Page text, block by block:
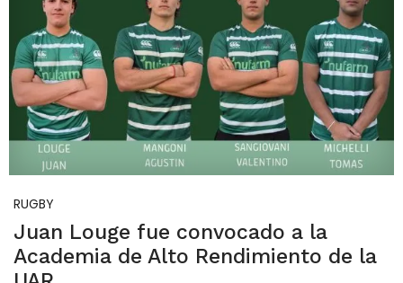
RUGBY
Juan Louge fue convocado a la
Academia de Alto Rendimiento de la